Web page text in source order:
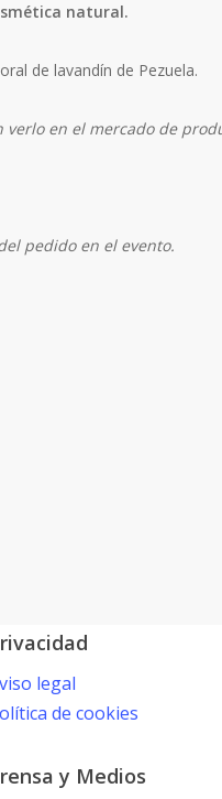
natural.
de lavandín de Pezuela.
en el mercado de
pedido en el evento.
legal
de cookies
y Medios